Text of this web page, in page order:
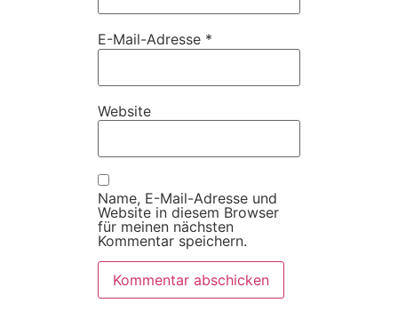
E-Mail-Adresse *
Website
Name, E-Mail-Adresse und
Website in diesem Browser
für meinen nächsten
Kommentar speichern.